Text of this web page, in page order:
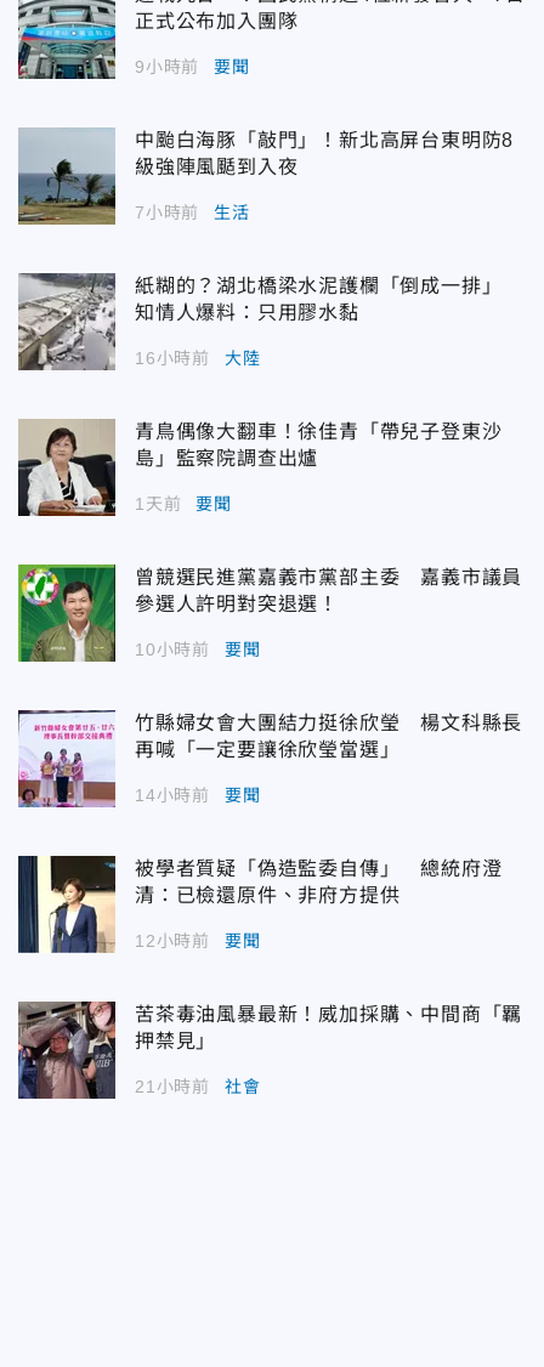
正式公布加入團隊
9小時前 要聞
中颱白海豚「敲門」！新北高屏台東明防8
級強陣風颳到入夜
7小時前 生活
紙糊的？湖北橋梁水泥護欄「倒成一排」
知情人爆料：只用膠水黏
16小時前 大陸
青鳥偶像大翻車！徐佳青「帶兒子登東沙
島」監察院調查出爐
1天前 要聞
曾競選民進黨嘉義市黨部主委 嘉義市議員
參選人許明對突退選！
10小時前 要聞
竹縣婦女會大團結力挺徐欣瑩 楊文科縣長
再喊「一定要讓徐欣瑩當選」
14小時前 要聞
被學者質疑「偽造監委自傳」 總統府澄
清：已檢還原件、非府方提供
12小時前 要聞
苦茶毒油風暴最新！威加採購、中間商「羈
押禁見」
21小時前 社會